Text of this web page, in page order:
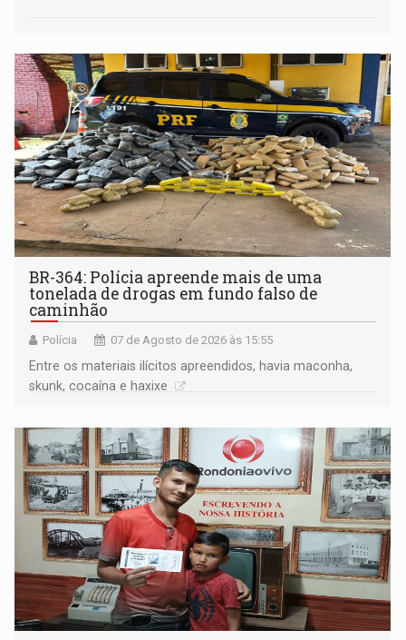
BR-364: Polícia apreende mais de uma
tonelada de drogas em fundo falso de
caminhão
Polícia 07 de Agosto de 2026 às 15:55
Entre os materiais ilícitos apreendidos, havia maconha,
skunk, cocaína e haxixe